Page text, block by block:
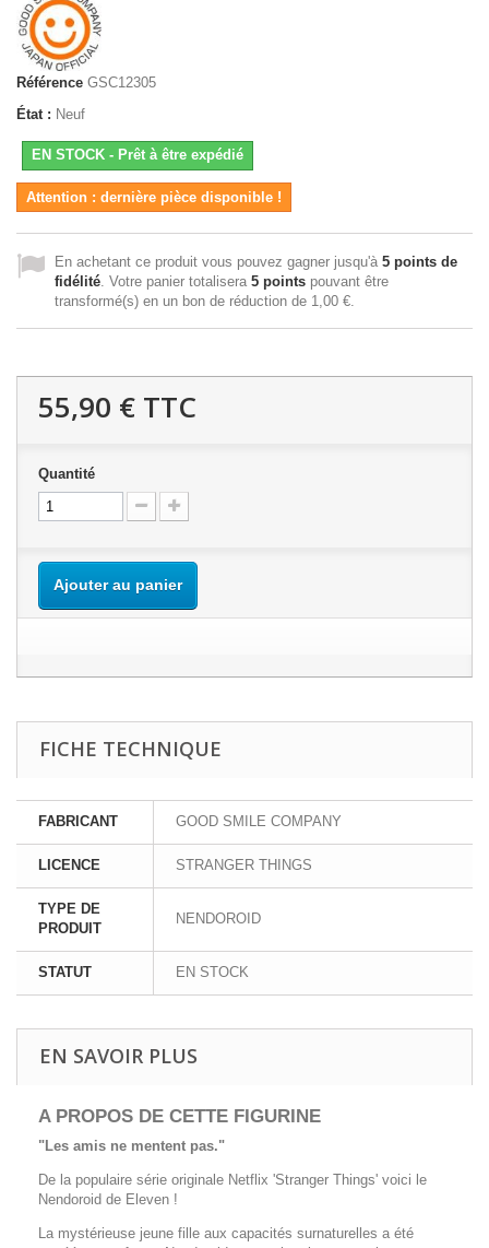
Référence GSC12305
État : Neuf
EN STOCK - Prêt à être expédié
Attention : dernière pièce disponible !
En achetant ce produit vous pouvez gagner jusqu'à 5 points de
fidélité . Votre panier totalisera 5 points pouvant être
transformé(s) en un bon de réduction de 1,00 €
55,90 € TTC
Quantité
Ajouter au panier
FICHE TECHNIQUE
FABRICANT GOOD SMILE COMPANY
LICENCE STRANGER THINGS
TYPE DE
PRODUIT
NENDOROID
STATUT EN STOCK
EN SAVOIR PLUS
A PROPOS DE CETTE FIGURINE
"Les amis ne mentent pas."
De la populaire série originale Netflix 'Stranger Things' voici le
Nendoroid de Eleven !
La mystérieuse jeune fille aux capacités surnaturelles a été